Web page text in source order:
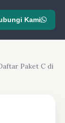
Kami
Paket C di